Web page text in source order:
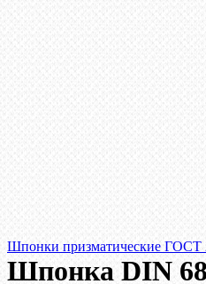
Шпонки призматические ГОСТ
Шпонка DIN